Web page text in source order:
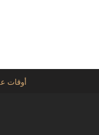
أوقات عمل